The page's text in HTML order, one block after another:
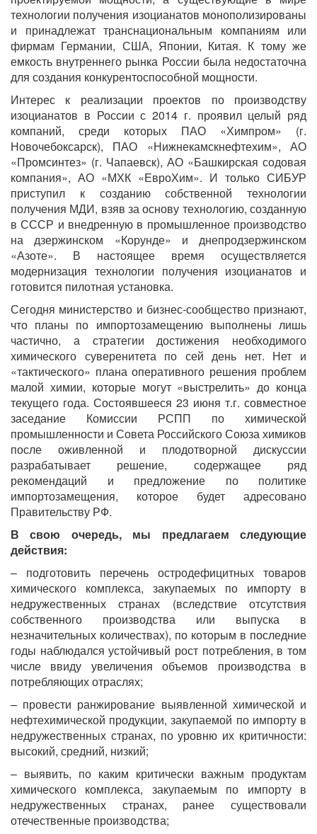
технологии получения изоцианатов монополизированы
и принадлежат транснациональным компаниям или
фирмам Германии, США, Японии, Китая. К тому же
емкость внутреннего рынка России была недостаточна
для создания конкурентоспособной мощности.
Интерес к реализации проектов по производству
изоцианатов в России с 2014 г. проявил целый ряд
компаний, среди которых ПАО «Химпром» (г.
Новочебоксарск), ПАО «Нижнекамскнефтехим», АО
«Промсинтез» (г. Чапаевск), АО «Башкирская содовая
компания», АО «МХК «ЕвроХим». И только СИБУР
приступил к созданию собственной технологии
получения МДИ, взяв за основу технологию, созданную
в СССР и внедренную в промышленное производство
на дзержинском «Корунде» и днепродзержинском
«Азоте». В настоящее время осуществляется
модернизация технологии получения изоцианатов и
готовится пилотная установка.
Сегодня министерство и бизнес-сообщество признают,
что планы по импортозамещению выполнены лишь
частично, а стратегии достижения необходимого
химического суверенитета по сей день нет. Нет и
«тактического» плана оперативного решения проблем
малой химии, которые могут «выстрелить» до конца
текущего года. Состоявшееся 23 июня т.г. совместное
заседание Комиссии РСПП по химической
промышленности и Совета Российского Союза химиков
после оживленной и плодотворной дискуссии
разрабатывает решение, содержащее ряд
рекомендаций и предложение по политике
импортозамещения, которое будет адресовано
Правительству РФ.
В свою очередь, мы предлагаем следующие
действия:
– подготовить перечень остродефицитных товаров
химического комплекса, закупаемых по импорту в
недружественных странах (вследствие отсутствия
собственного производства или выпуска в
незначительных количествах), по которым в последние
годы наблюдался устойчивый рост потребления, в том
числе ввиду увеличения объемов производства в
потребляющих отраслях;
– провести ранжирование выявленной химической и
нефтехимической продукции, закупаемой по импорту в
недружественных странах, по уровню их критичности:
высокий, средний, низкий;
– выявить, по каким критически важным продуктам
химического комплекса, закупаемым по импорту в
недружественных странах, ранее существовали
отечественные производства;